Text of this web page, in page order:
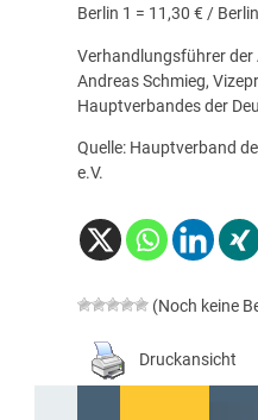
Berlin 1 = 11,30 € /
Verhandlungsführer der
Andreas Schmieg,
Hauptverbandes der
Quelle: Hauptverband
e.V.
(Noch keine
Druckansicht